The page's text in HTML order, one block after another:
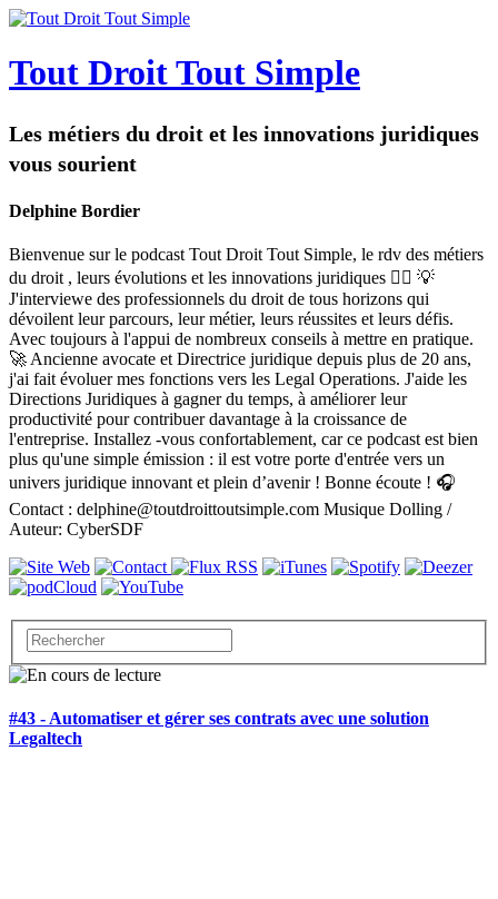
Tout Droit Tout Simple
Les métiers du droit et les innovations juridiques
vous sourient
Delphine Bordier
Bienvenue sur le podcast Tout Droit Tout Simple, le rdv des métiers
du droit , leurs évolutions et les innovations juridiques 👩‍⚖️ 💡
J'interviewe des professionnels du droit de tous horizons qui
dévoilent leur parcours, leur métier, leurs réussites et leurs défis.
Avec toujours à l'appui de nombreux conseils à mettre en pratique.
🚀 Ancienne avocate et Directrice juridique depuis plus de 20 ans,
j'ai fait évoluer mes fonctions vers les Legal Operations. J'aide les
Directions Juridiques à gagner du temps, à améliorer leur
productivité pour contribuer davantage à la croissance de
l'entreprise. Installez -vous confortablement, car ce podcast est bien
plus qu'une simple émission : il est votre porte d'entrée vers un
univers juridique innovant et plein d’avenir ! Bonne écoute ! 🎧
Contact : delphine@toutdroittoutsimple.com Musique Dolling /
Auteur: CyberSDF
#43 - Automatiser et gérer ses contrats avec une solution
Legaltech